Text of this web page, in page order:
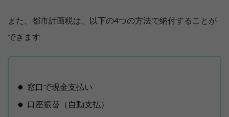
また、都市計画税は、以下の4つの方法で納付することが
できます
窓口で現金支払い
口座振替（自動支払）